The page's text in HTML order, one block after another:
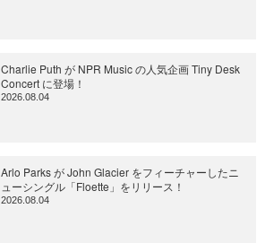
Charlie Puth が NPR Music の人気企画 Tiny Desk
Concert に登場！
2026.08.04
Arlo Parks が John Glacier をフィーチャーしたニ
ューシングル「Floette」をリリース！
2026.08.04